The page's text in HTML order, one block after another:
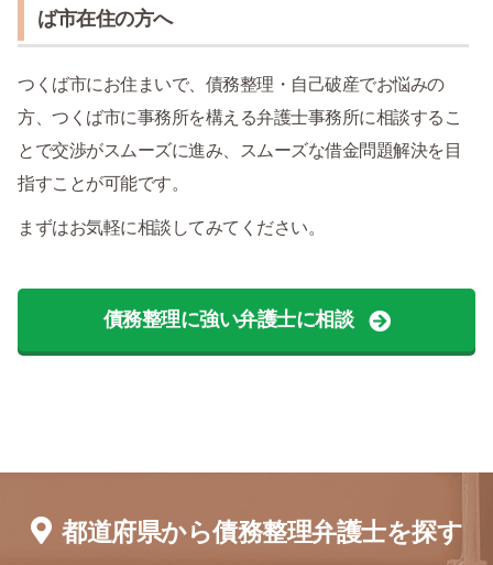
ば市在住の方へ
つくば市にお住まいで、債務整理・自己破産でお悩みの
方、つくば市に事務所を構える弁護士事務所に相談するこ
とで交渉がスムーズに進み、スムーズな借金問題解決を目
指すことが可能です。
まずはお気軽に相談してみてください。
債務整理に強い弁護士に相談
都道府県から債務整理弁護士を探す